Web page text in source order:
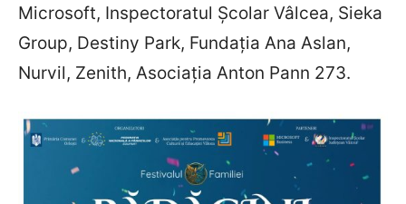
Microsoft, Inspectoratul Școlar Vâlcea, Sieka
Group, Destiny Park, Fundația Ana Aslan,
Nurvil, Zenith, Asociația Anton Pann 273.